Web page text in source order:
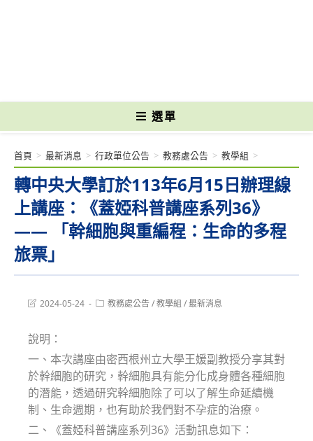
選單
轉中央大學訂於113年6月15日辦理線
上講座：《蓋婭科普講座系列36》
—— 「幹細胞與重編程：生命的多程
旅票」
首頁 > 最新消息 > 行政單位公告 > 教務處公告 > 教學組 >
Post2024-05-24
Post教務處公告/教學組 /最新消息
說明：
一、本次講座由密西根州立大學王媛副教授分享其對
於幹細胞的研究，幹細胞具有能分化成身體各種細胞
的潛能，透過研究幹細胞除了可以了解生命延續機
制、生命週期，也有助於我們對不孕症的治療。
二、《蓋婭科普講座系列36》活動訊息如下：